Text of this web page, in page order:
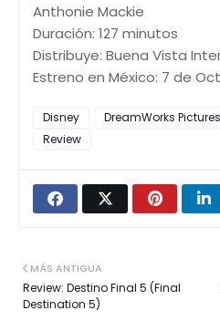
Anthonie Mackie
Duración: 127 minutos
Distribuye: Buena Vista
Estreno en México: 7 de
Disney DreamWorks Pictures
Review
MÁS ANTIGUA
Review: Destino Final 5 (Final
Destination 5)